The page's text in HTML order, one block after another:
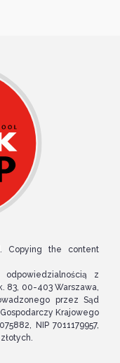
Copying the content
odpowiedzialnością z
83, 00-403 Warszawa,
przez Sąd
Krajowego
NIP 7011179957,